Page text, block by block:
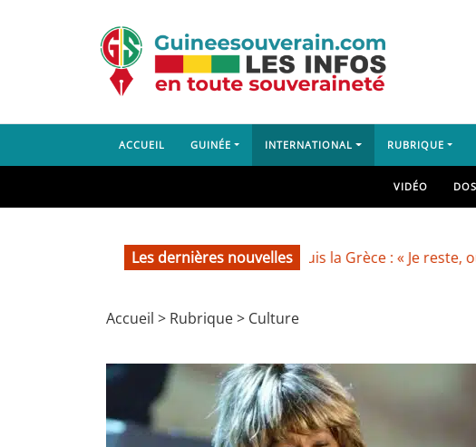
ACCUEIL GUINÉE INTERNATIONAL RUBRIQUE
VIDÉO
Les dernières nouvelles
Le président Doumbouya depuis la Grèce : « Je reste, où que
Accueil > Rubrique> Culture